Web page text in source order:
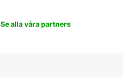
Se alla våra partners